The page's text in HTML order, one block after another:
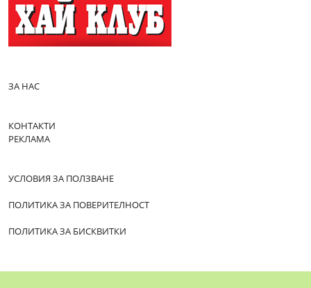
ЗА НАС
КОНТАКТИ
РЕКЛАМА
УСЛОВИЯ ЗА ПОЛЗВАНЕ
ПОЛИТИКА ЗА ПОВЕРИТЕЛНОСТ
ПОЛИТИКА ЗА БИСКВИТКИ